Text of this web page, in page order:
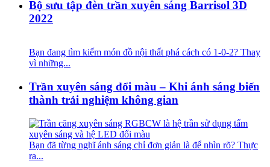
Bộ sưu tập đèn trần xuyên sáng Barrisol 3D
2022
Bạn đang tìm kiếm món đồ nội thất phá cách có 1-0-2? Thay
vì những...
Trần xuyên sáng đổi màu – Khi ánh sáng biến
thành trải nghiệm không gian
Bạn đã từng nghĩ ánh sáng chỉ đơn giản là để nhìn rõ? Thực
ra...